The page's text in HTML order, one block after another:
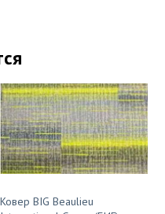
Ковер BIG Beaulieu